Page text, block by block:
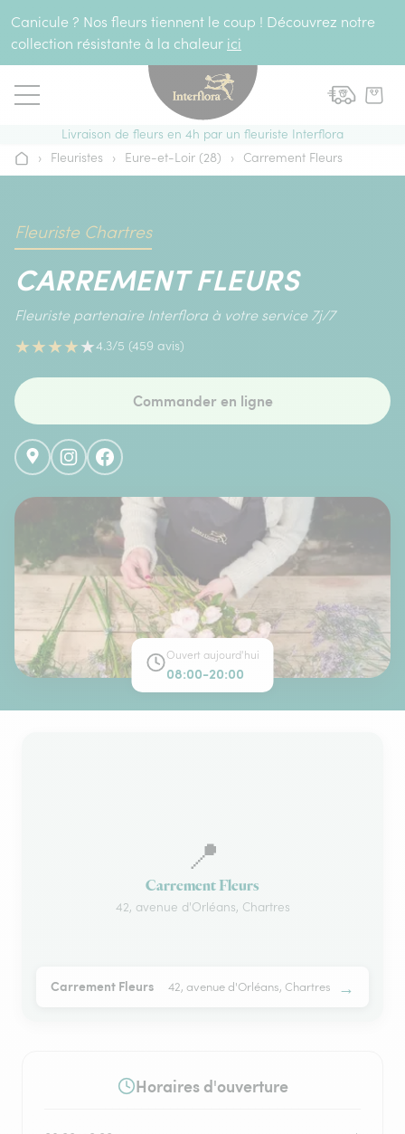
Canicule ? Nos fleurs tiennent le coup ! Découvrez notre
collection résistante à la chaleur ici
Livraison de fleurs en 4h par un fleuriste Interflora
Accueil
› Fleuristes › Eure-et-Loir (28) › Carrement Fleurs
Fleuriste Chartres
CARREMENT FLEURS
Fleuriste partenaire Interflora à votre service 7j/7
★★★★★4.3/5 (459 avis)
Commander en ligne
Ouvert aujourd'hui
08:00-20:00
📍
Carrement Fleurs
42, avenue d'Orléans, Chartres
Carrement Fleurs 42, avenue d'Orléans, Chartres →
Horaires d'ouverture